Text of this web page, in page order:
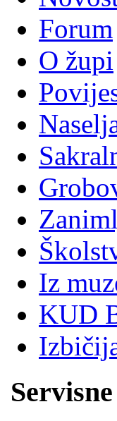
Forum
O župi
Iz
KUD
Servisne